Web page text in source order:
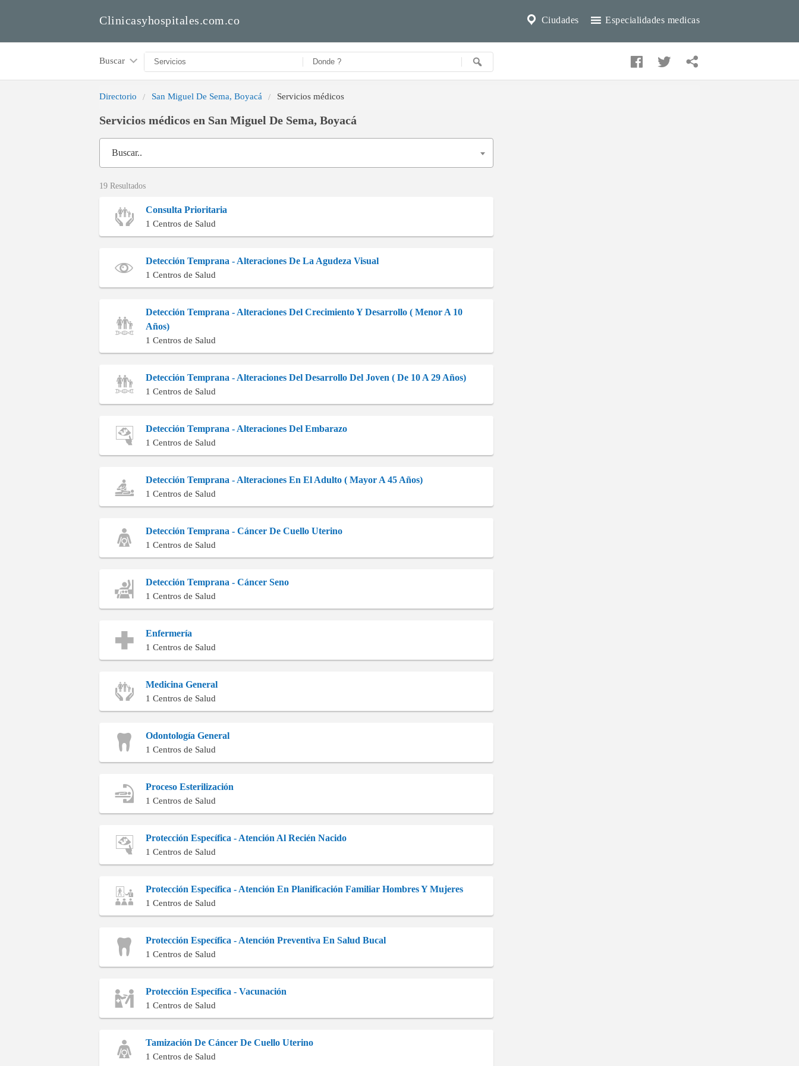
Especialidades medicas
Ciudades
Clinicasyhospitales.com.co
Buscar
Directorio San Miguel De Sema, Boyacá Servicios médicos
Servicios médicos en San Miguel De Sema, Boyacá
Buscar..
19 Resultados
Consulta Prioritaria
1 Centros de Salud
Detección Temprana - Alteraciones De La Agudeza Visual
1 Centros de Salud
Detección Temprana - Alteraciones Del Crecimiento Y Desarrollo ( Menor A 10
Años)
1 Centros de Salud
Detección Temprana - Alteraciones Del Desarrollo Del Joven ( De 10 A 29 Años)
1 Centros de Salud
Detección Temprana - Alteraciones Del Embarazo
1 Centros de Salud
Detección Temprana - Alteraciones En El Adulto ( Mayor A 45 Años)
1 Centros de Salud
Detección Temprana - Cáncer De Cuello Uterino
1 Centros de Salud
Detección Temprana - Cáncer Seno
1 Centros de Salud
Enfermería
1 Centros de Salud
Medicina General
1 Centros de Salud
Odontología General
1 Centros de Salud
Proceso Esterilización
1 Centros de Salud
Protección Específica - Atención Al Recién Nacido
1 Centros de Salud
Protección Específica - Atención En Planificación Familiar Hombres Y Mujeres
1 Centros de Salud
Protección Específica - Atención Preventiva En Salud Bucal
1 Centros de Salud
Protección Específica - Vacunación
1 Centros de Salud
Tamización De Cáncer De Cuello Uterino
1 Centros de Salud